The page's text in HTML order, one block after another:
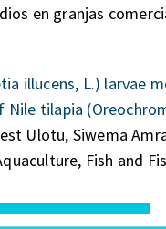
en granjas
illucens, L.) larvae
Nile tilapia
Ulotu, Siwema
Fish and